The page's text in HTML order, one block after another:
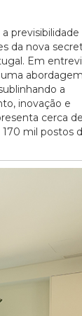
previsibilidade
da nova
Em
a
inovação e
cerca
mil postos